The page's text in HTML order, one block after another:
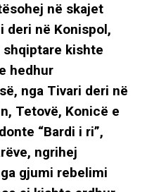
në skajet
deri në Konispol,
kishte
hedhur
nga Tivari deri në
Tetovë, Konicë e
“Bardi i ri”,
ngrihej
gjumi rebelimi